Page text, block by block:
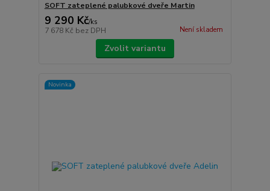
SOFT zateplené palubkové dveře Martin
9 290 Kč/ks
7 678 Kč bez DPH Není skladem
Zvolit variantu
Novinka